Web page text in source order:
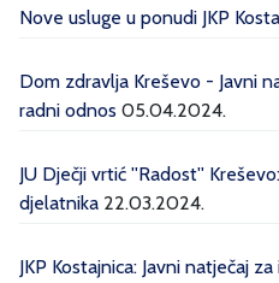
Nove usluge u ponudi JKP
Dom zdravlja Kreševo - Javni
radni odnos 05.04.2024.
JU Dječji vrtić ''Radost''
djelatnika 22.03.2024.
JKP Kostajnica: Javni natječaj